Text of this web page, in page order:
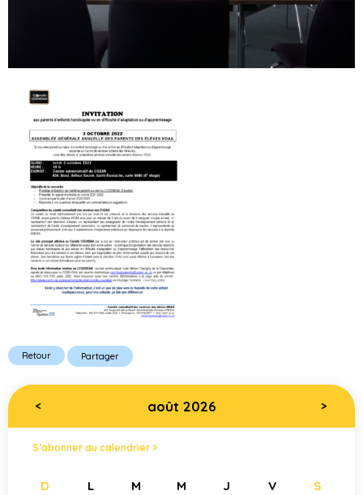
Retour Partager
< août 2026 >
S’abonner au calendrier >
D L M M J V S